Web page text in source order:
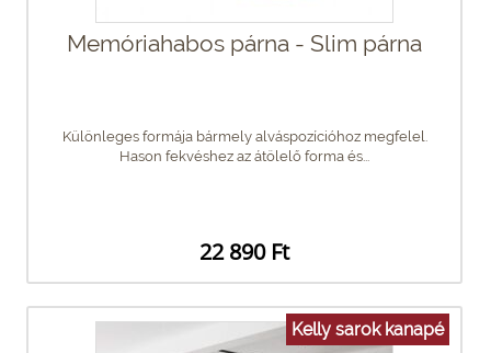
Memóriahabos párna - Slim párna
Különleges formája bármely alváspozícióhoz megfelel.
Hason fekvéshez az átölelő forma és...
22 890 Ft
Kelly sarok kanapé